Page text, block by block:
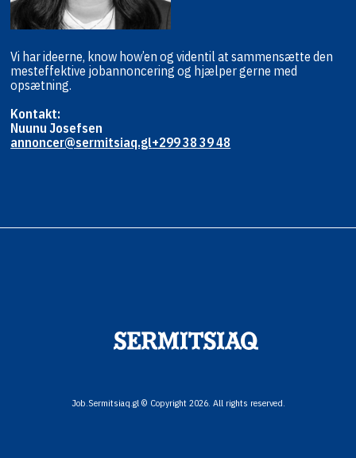
Vi har ideerne, know how’en og videntil at sammensætte den
mesteffektive jobannoncering og hjælpergerne med
opsætning.
Kontakt:
Nuunu Josefsen
annoncer@sermitsiaq.gl+299 38 39 48
Job.Sermitsiaq.gl © Copyright 2026. All rights reserved.